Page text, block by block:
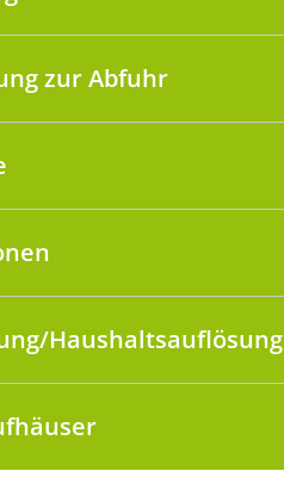
zur Abfuhr
Haushaltsauflösung